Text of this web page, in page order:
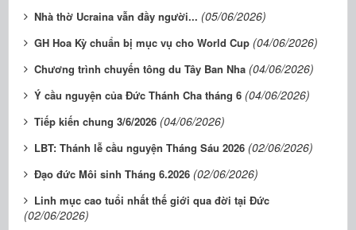
Nhà thờ Ucraina vẫn đầy người... (05/06/2026)
GH Hoa Kỳ chuẩn bị mục vụ cho World Cup (04/06/2026)
Chương trình chuyến tông du Tây Ban Nha (04/06/2026)
Ý cầu nguyện của Đức Thánh Cha tháng 6 (04/06/2026)
Tiếp kiến chung 3/6/2026 (04/06/2026)
LBT: Thánh lễ cầu nguyện Tháng Sáu 2026 (02/06/2026)
Đạo đức Môi sinh Tháng 6.2026 (02/06/2026)
Linh mục cao tuổi nhất thế giới qua đời tại Đức
(02/06/2026)